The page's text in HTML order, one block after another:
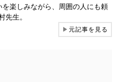
楽しみながら、周囲の人にも頼
先生。
▶元記事を見る